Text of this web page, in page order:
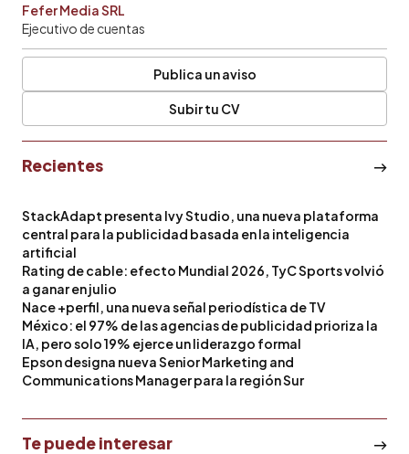
Fefer Media SRL
Ejecutivo de cuentas
Publica un aviso
Subir tu CV
Recientes
StackAdapt presenta Ivy Studio, una nueva plataforma
central para la publicidad basada en la inteligencia
artificial
Rating de cable: efecto Mundial 2026, TyC Sports volvió
a ganar en julio
Nace +perfil, una nueva señal periodística de TV
México: el 97% de las agencias de publicidad prioriza la
IA, pero solo 19% ejerce un liderazgo formal
Epson designa nueva Senior Marketing and
Communications Manager para la región Sur
Te puede interesar